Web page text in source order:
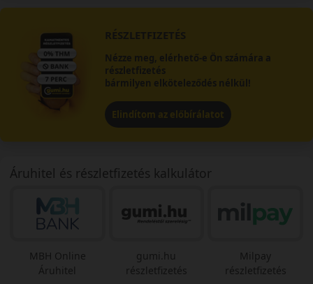
RÉSZLETFIZETÉS
Nézze meg, elérhető-e Ön számára a
részletfizetés
bármilyen elköteleződés nélkül!
Elindítom az előbírálatot
Áruhitel és részletfizetés kalkulátor
MBH Online
Áruhitel
gumi.hu
részletfizetés
Milpay
részletfizetés